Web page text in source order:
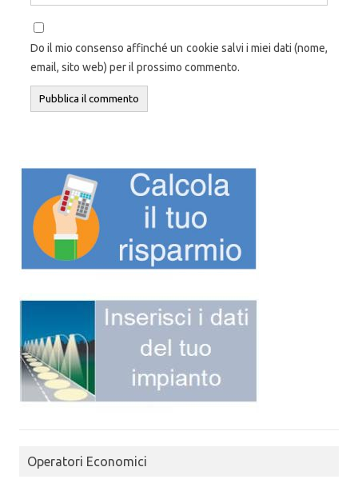
Do il mio consenso affinché un cookie salvi i miei dati (nome,
email, sito web) per il prossimo commento.
Operatori Economici